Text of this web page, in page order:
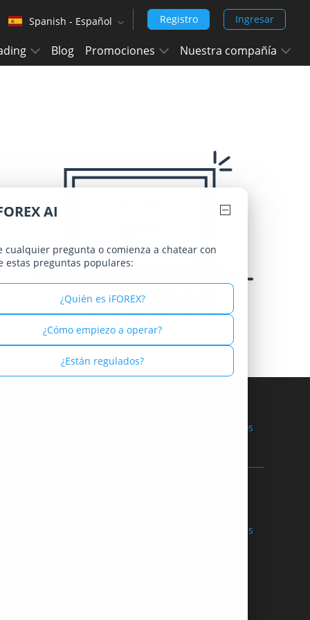
Spanish - Español‹
English (Arabic)
English (India)
Hindi - हिन्दी
Japanese - 日本語
Korean - 한국어 (대한민국)
Portuguese - Português
Russian - Русский
Registro Ingresar
Blog Promociones Nuestra compañía
Países restringidos
Soporte y preguntas frecuentes
AI
cualquier pregunta o comienza a chatear con
estas preguntas populares:
¿Quién es iFOREX?
¿Cómo empiezo a operar?
¿Están regulados?